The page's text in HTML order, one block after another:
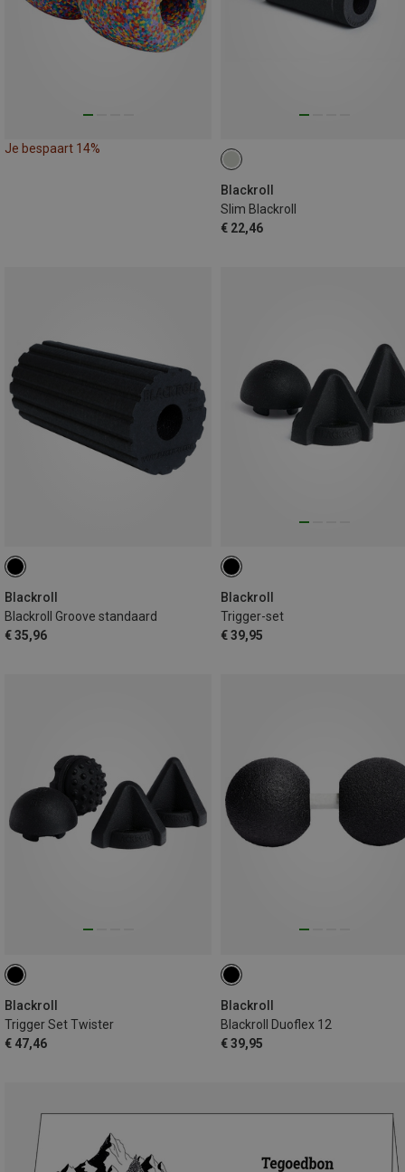
Je bespaart 14%
Blackroll
Slim Blackroll
€ 22,46
Blackroll
Blackroll Groove standaard
€ 35,96
Blackroll
Trigger-set
€ 39,95
Blackroll
Trigger Set Twister
€ 47,46
Blackroll
Blackroll Duoflex 12
€ 39,95